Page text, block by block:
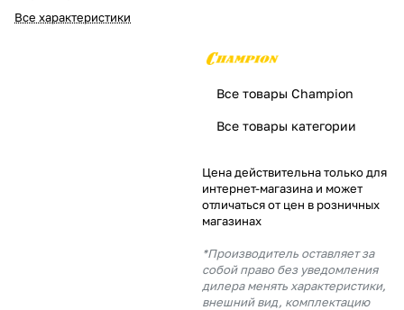
Все характеристики
Все товары Champion
Все товары категории
Цена действительна только для
интернет-магазина и может
отличаться от цен в розничных
магазинах
*Производитель оставляет за
собой право без уведомления
дилера менять характеристики,
внешний вид, комплектацию
% картой любого банка
% будут
с вашей карты